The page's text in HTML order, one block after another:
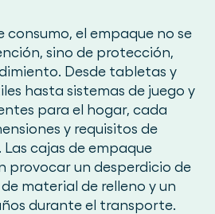
consumo, el empaque no se
sino de protección,
Desde tabletas y
hasta sistemas de juego y
para el hogar, cada
y requisitos de
cajas de empaque
provocar un desperdicio de
material de relleno y un
durante el transporte.